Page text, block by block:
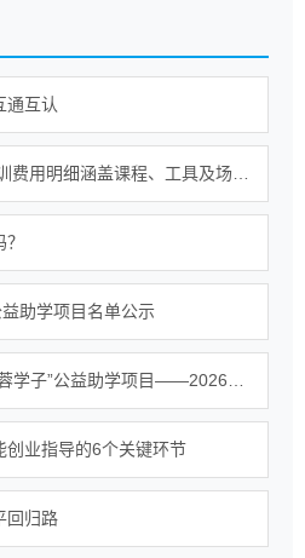
通互认
助学项目名单公示
创业指导的6个关键环节
回归路